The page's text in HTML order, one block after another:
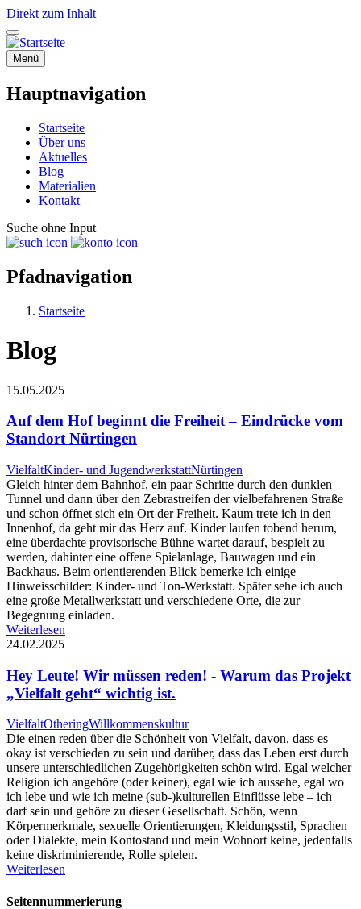
Direkt zum Inhalt
Menü
Hauptnavigation
Startseite
Über uns
Aktuelles
Blog
Materialien
Kontakt
Suche ohne Input
Pfadnavigation
Startseite
Blog
15.05.2025
Auf dem Hof beginnt die Freiheit – Eindrücke vom
Standort Nürtingen
VielfaltKinder- und JugendwerkstattNürtingen
Gleich hinter dem Bahnhof, ein paar Schritte durch den dunklen
Tunnel und dann über den Zebrastreifen der vielbefahrenen Straße
und schon öffnet sich ein Ort der Freiheit. Kaum trete ich in den
Innenhof, da geht mir das Herz auf. Kinder laufen tobend herum,
eine überdachte provisorische Bühne wartet darauf, bespielt zu
werden, dahinter eine offene Spielanlage, Bauwagen und ein
Backhaus. Beim orientierenden Blick bemerke ich einige
Hinweisschilder: Kinder- und Ton-Werkstatt. Später sehe ich auch
eine große Metallwerkstatt und verschiedene Orte, die zur
Begegnung einladen.
Weiterlesen
24.02.2025
Hey Leute! Wir müssen reden! - Warum das Projekt
„Vielfalt geht“ wichtig ist.
VielfaltOtheringWillkommenskultur
Die einen reden über die Schönheit von Vielfalt, davon, dass es
okay ist verschieden zu sein und darüber, dass das Leben erst durch
unsere unterschiedlichen Zugehörigkeiten schön wird. Egal welcher
Religion ich angehöre (oder keiner), egal wie ich aussehe, egal wo
ich lebe und wie ich meine (sub-)kulturellen Einflüsse lebe – ich
darf sein und gehöre zu dieser Gesellschaft. Schön, wenn
Körpermerkmale, sexuelle Orientierungen, Kleidungsstil, Sprachen
oder Dialekte, mein Kontostand und mein Wohnort keine, jedenfalls
keine diskriminierende, Rolle spielen.
Weiterlesen
Seitennummerierung